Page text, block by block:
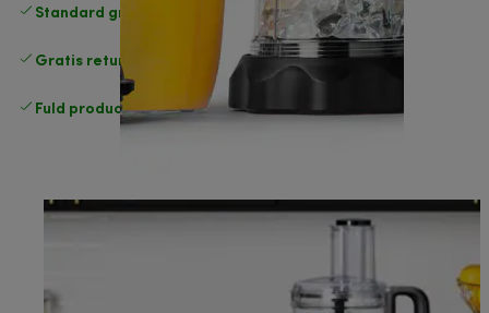
Standard gratis levering over 370 kr
Gratis returneringer
Fuld producentgaranti